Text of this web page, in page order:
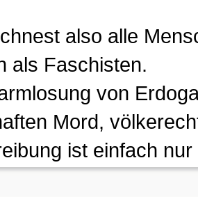
also alle
als Faschisten.
von
Mord,
ist einfach